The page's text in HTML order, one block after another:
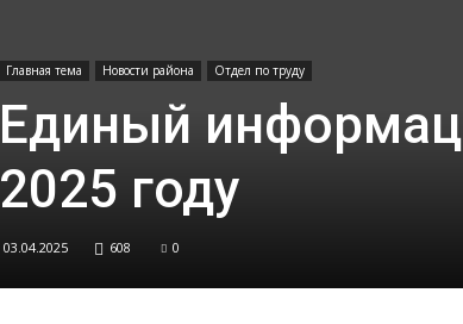
Главная тема Новости района Отдел по труду
Единый
2025 году
03.04.2025 608 0